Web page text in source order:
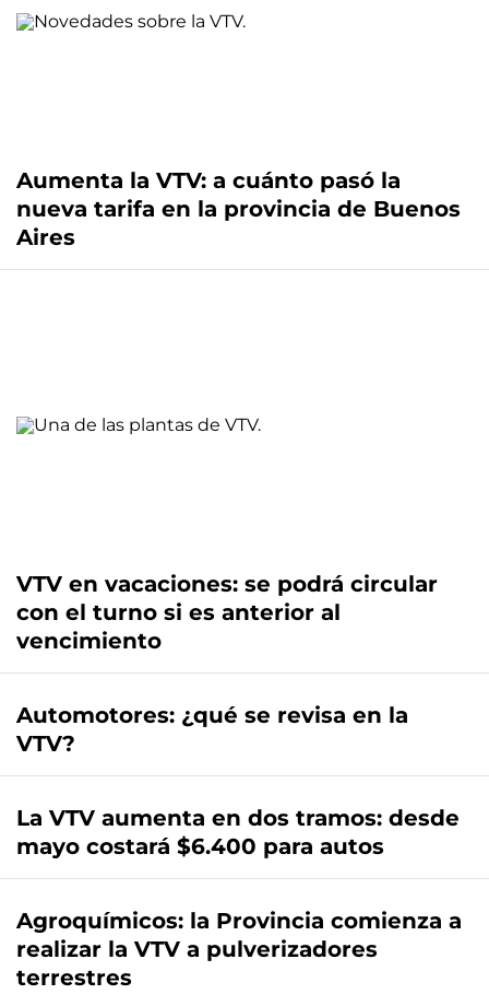
Aumenta la VTV: a cuánto pasó la
nueva tarifa en la provincia de Buenos
Aires
VTV en vacaciones: se podrá circular
con el turno si es anterior al
vencimiento
Automotores: ¿qué se revisa en la
VTV?
La VTV aumenta en dos tramos: desde
mayo costará $6.400 para autos
Agroquímicos: la Provincia comienza a
realizar la VTV a pulverizadores
terrestres